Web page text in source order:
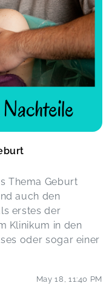
Thema Geburt
auch den
erstes der
Klinikum in den
oder sogar einer
May 18 11:40 PM